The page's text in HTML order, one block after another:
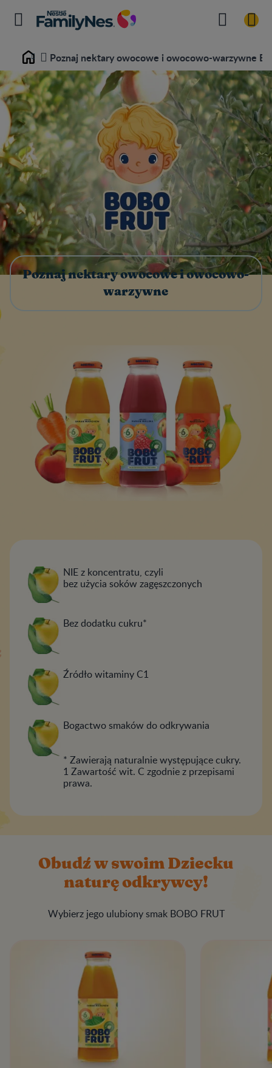
Home Poznaj nektary owocowe i owocowo-warzywne
Poznaj nektary owocowe i owocowo-
warzywne
NIE z koncentratu, czyli
bez użycia soków zagęszczonych
Bez dodatku cukru*
Źródło witaminy C1
Bogactwo smaków do odkrywania
* Zawierają naturalnie występujące cukry.
​​​​​​1 Zawartość wit. C zgodnie z przepisami
prawa.
Obudź w swoim Dziecku
naturę odkrywcy!
Wybierz jego ulubiony smak BOBO FRUT